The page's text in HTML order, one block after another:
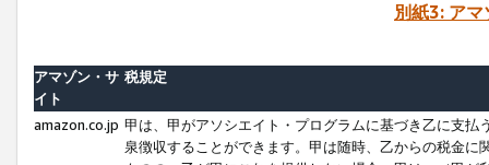
別紙3: ア
アマゾン・サ
イト
税規定
amazon.co.jp 甲は、甲がアソシエイト・プログラムに基づき乙に支
泉徴収することができます。甲は随時、乙からの税金